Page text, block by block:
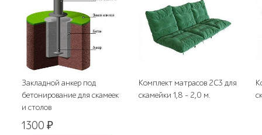
Закладной анкер под
бетонирование для скамеек
и столов
1300₽
Комплект матрасов 2С3 для
скамейки 1,8 - 2,0 м.